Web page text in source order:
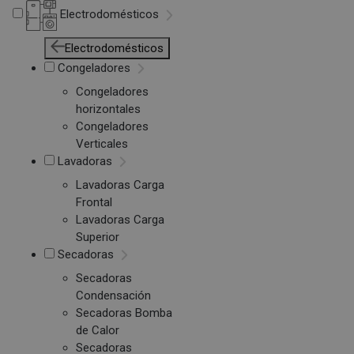
Electrodomésticos
Electrodomésticos
Congeladores
Congeladores
horizontales
Congeladores
Verticales
Lavadoras
Lavadoras Carga
Frontal
Lavadoras Carga
Superior
Secadoras
Secadoras
Condensación
Secadoras Bomba
de Calor
Secadoras